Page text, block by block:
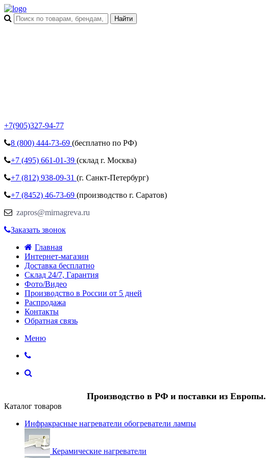
+7(905)327-94-77
8 (800) 444-73-69 (бесплатно по РФ)
+7 (495) 661-01-39 (склад г. Москва)
+7 (812) 938-09-31 (г. Санкт-Петербург)
+7 (8452) 46-73-69 (производство г. Саратов)
zapros@mirnagreva.ru
Заказать звонок
Главная
Интернет-магазин
Доставка бесплатно
Склад 24/7, Гарантия
Фото/Видео
Производство в России от 5 дней
Распродажа
Контакты
Обратная связь
Меню
Производство в РФ и поставки из Европы.
Каталог товаров
Инфракрасные нагреватели обогреватели лампы
Керамические нагреватели